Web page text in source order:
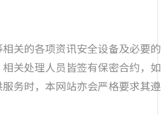
关的各项资讯安全设备及必要
关处理人员皆签有保密合约，
务时，本网站亦会严格要求其